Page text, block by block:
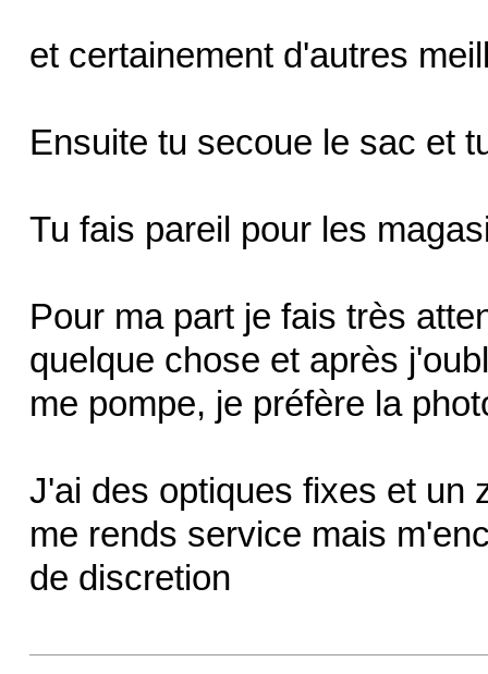
et certainement d'autres
Ensuite tu secoue le sac et
Tu fais pareil pour les
Pour ma part je fais très
quelque chose et après
me pompe, je préfère la
J'ai des optiques fixes et un
me rends service mais
de discretion